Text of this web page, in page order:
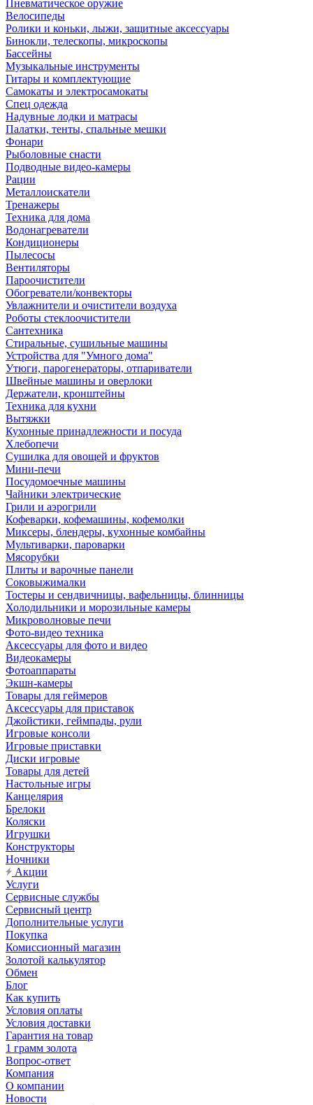
Пневматическое оружие
Велосипеды
Ролики и коньки, лыжи, защитные аксессуары
Бинокли, телескопы, микроскопы
Бассейны
Музыкальные инструменты
Гитары и комплектующие
Самокаты и электросамокаты
Спец одежда
Надувные лодки и матрасы
Палатки, тенты, спальные мешки
Фонари
Рыболовные снасти
Подводные видео-камеры
Рации
Металлоискатели
Тренажеры
Техника для дома
Водонагреватели
Кондиционеры
Пылесосы
Вентиляторы
Пароочистители
Обогреватели/конвекторы
Увлажнители и очистители воздуха
Роботы стеклоочистители
Сантехника
Стиральные, сушильные машины
Устройства для "Умного дома"
Утюги, парогенераторы, отпариватели
Швейные машины и оверлоки
Держатели, кронштейны
Техника для кухни
Вытяжки
Кухонные принадлежности и посуда
Хлебопечи
Сушилка для овощей и фруктов
Мини-печи
Посудомоечные машины
Чайники электрические
Грили и аэрогрили
Кофеварки, кофемашины, кофемолки
Миксеры, блендеры, кухонные комбайны
Мультиварки, пароварки
Мясорубки
Плиты и варочные панели
Соковыжималки
Тостеры и сендвичницы, вафельницы, блинницы
Холодильники и морозильные камеры
Микроволновые печи
Фото-видео техника
Аксессуары для фото и видео
Видеокамеры
Фотоаппараты
Экшн-камеры
Товары для геймеров
Аксессуары для приставок
Джойстики, геймпады, рули
Игровые консоли
Игровые приставки
Диски игровые
Товары для детей
Настольные игры
Канцелярия
Брелоки
Коляски
Игрушки
Конструкторы
Ночники
Акции
Услуги
Сервисные службы
Сервисный центр
Дополнительные услуги
Покупка
Комиссионный магазин
Золотой калькулятор
Обмен
Блог
Как купить
Условия оплаты
Условия доставки
Гарантия на товар
1 грамм золота
Вопрос-ответ
Компания
О компании
Новости